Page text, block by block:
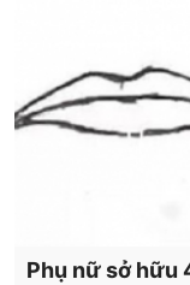
Phụ nữ sở hữu